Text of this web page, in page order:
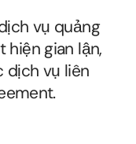
vụ quảng
hiện gian lận,
dịch vụ liên